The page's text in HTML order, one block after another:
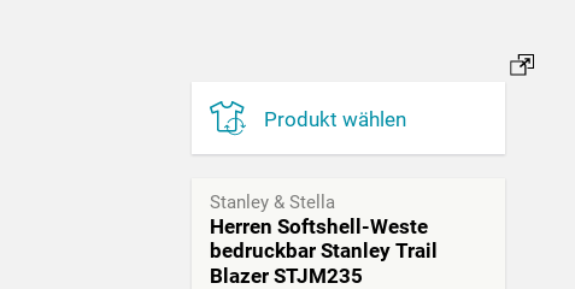
Produkt wählen
Stanley & Stella
Herren Softshell-Weste
bedruckbar Stanley Trail
Blazer STJM235